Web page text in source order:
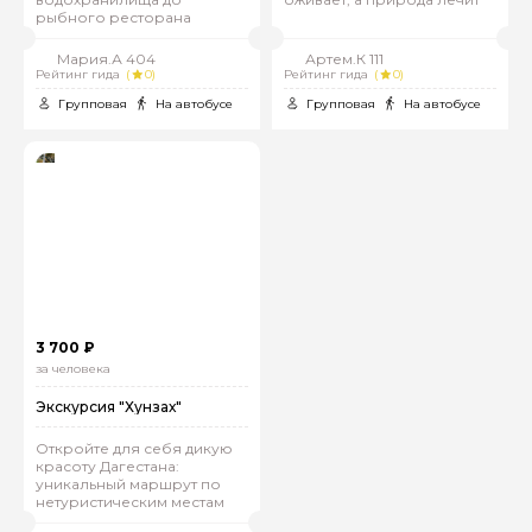
рыбного ресторана
Мария.А 404
Рейтинг гида (
0)
Групповая
На автобусе
Артем.К 111
Рейтинг гида (
0)
Групповая
На автобусе
3 700 ₽
за человека
Экскурсия "Хунзах"
Откройте для себя дикую
красоту Дагестана:
уникальный маршрут по
нетуристическим местам